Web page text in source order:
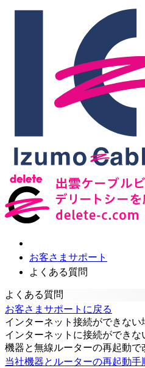
お客さまサポート
よくある質問
よくある質問
お客さまサポートに戻る
インターネット接続ができない
インターネットに接続ができ
機器と無線ルーターの再起動で
当社機器とルーターの再起動手